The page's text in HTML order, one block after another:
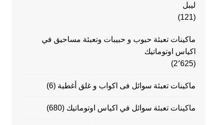
ليبل
(121)
ماكينات تعبئة حبوب و حبيبات وتعبئة مساحيق في
اكياس اوتوماتيك
(2٬625)
ماكينات تعبئة سوائل فى اكواب و غلق أغطية (6)
ماكينات تعبئة سوائل في اكياس اوتوماتيك (680)